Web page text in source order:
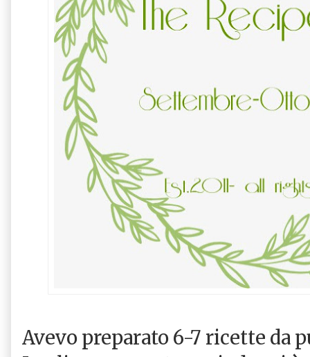
Avevo preparato 6-7 ricette da